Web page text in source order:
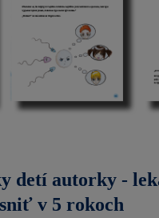
detí autorky -
v 5 rokoch